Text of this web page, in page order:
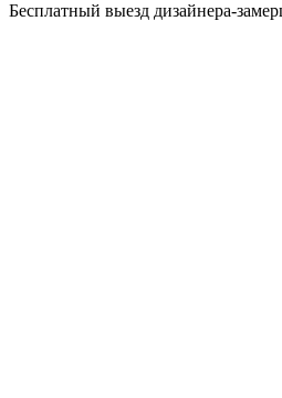
Бесплатный выезд дизайнера-